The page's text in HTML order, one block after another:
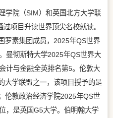
学院（SIM）和英国北方大学联
项目升读世界顶尖名校就读。
罗素集团成员，2025年QS世界
曼彻斯特大学2025年QS世界大
计与金融全英排名第5。伦敦大
大学联盟之一，该项目授予的是
伦敦政治经济学院2025年QS世
，是英国G5大学。伯明翰大学